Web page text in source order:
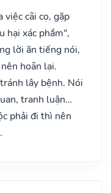
việc cãi cọ, gặp
hại xác phầm",
lời ăn tiếng nói,
hoãn lại.
lây bệnh. Nói
tranh luận…
phải đi thì nên